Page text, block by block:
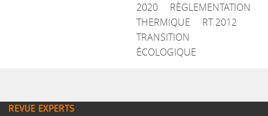
2020
RÈGLEMENTATION
THERMIQUE
RT 2012
TRANSITION
ÉCOLOGIQUE
REVUE EXPERTS